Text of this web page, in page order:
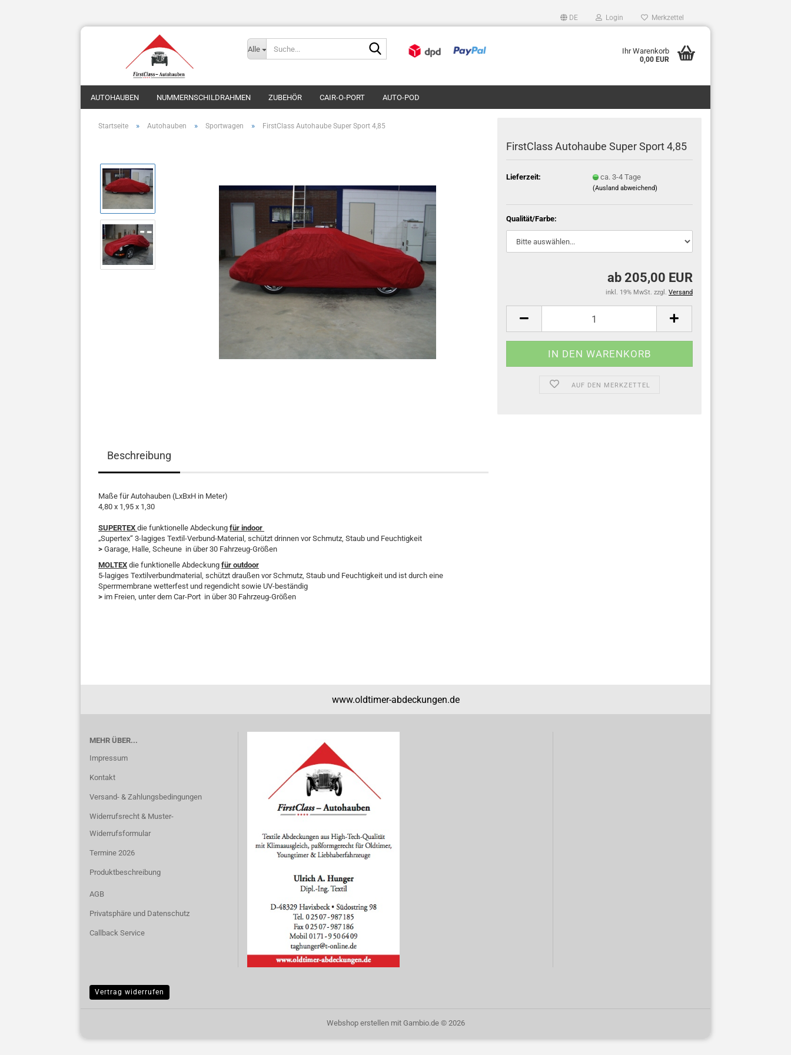
DE Login Merkzettel
Alle
Ihr Warenkorb
0,00 EUR
AUTOHAUBEN NUMMERNSCHILDRAHMEN ZUBEHÖR CAIR-O-PORT AUTO-POD
Startseite » Autohauben » Sportwagen » FirstClass Autohaube Super Sport 4,85
FirstClass Autohaube Super Sport 4,85
Lieferzeit: ca. 3-4 Tage
(Ausland abweichend)
Qualität/Farbe:
ab 205,00 EUR
inkl. 19% MwSt. zzgl. Versand
AUF DEN MERKZETTEL
Beschreibung
Maße für Autohauben (LxBxH in Meter)
4,80 x 1,95 x 1,30
SUPERTEX die funktionelle Abdeckung für indoor
„Supertex“ 3-lagiges Textil-Verbund-Material, schützt drinnen vor Schmutz, Staub und Feuchtigkeit
> Garage, Halle, Scheune in über 30 Fahrzeug-Größen
MOLTEX die funktionelle Abdeckung für outdoor
5-lagiges Textilverbundmaterial, schützt draußen vor Schmutz, Staub und Feuchtigkeit und ist durch eine
Sperrmembrane wetterfest und regendicht sowie UV-beständig
> im Freien, unter dem Car-Port in über 30 Fahrzeug-Größen
www.oldtimer-abdeckungen.de
MEHR ÜBER...
Impressum
Kontakt
Versand- & Zahlungsbedingungen
Widerrufsrecht & Muster-
Widerrufsformular
Termine 2026
Produktbeschreibung
AGB
Privatsphäre und Datenschutz
Callback Service
Vertrag widerrufen
Webshop erstellenmit Gambio.de © 2026